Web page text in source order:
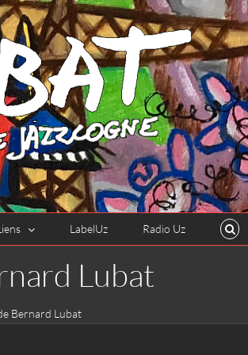
LabelUz Radio Uz
Lubat
Bernard Lubat